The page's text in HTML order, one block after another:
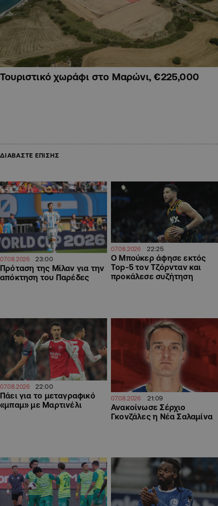
Τουριστικό χωράφι στο Μαρώνι, €225,000
ΔΙΑΒΑΣΤΕ ΕΠΙΣΗΣ
07.08.2026 23:00
Πρόταση της Μίλαν για την
απόκτηση του Παρέδες
07.08.2026 22:25
Ο Μπούκερ άφησε εκτός
Top-5 τον Τζόρνταν και
προκάλεσε συζήτηση
07.08.2026 22:00
Πάει για το μεταγραφικό
«μπαμ» με Μαρτινέλι
07.08.2026 21:09
Ανακοίνωσε Σέρχιο
Γκονζάλες η Νέα Σαλαμίνα